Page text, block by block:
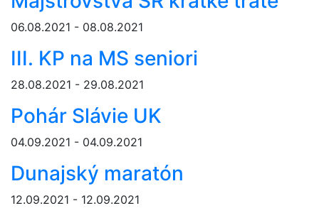
06.08.2021 - 08.08.2021
III. KP na MS seniori
28.08.2021 - 29.08.2021
Pohár Slávie UK
04.09.2021 - 04.09.2021
Dunajský maratón
12.09.2021 - 12.09.2021